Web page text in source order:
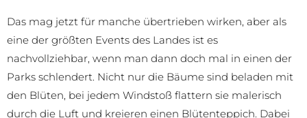
Das mag jetzt für manche übertrieben wirken, aber als
eine der größten Events des Landes ist es
nachvollziehbar, wenn man dann doch mal in einen der
Parks schlendert. Nicht nur die Bäume sind beladen mit
den Blüten, bei jedem Windstoß flattern sie malerisch
durch die Luft und kreieren einen Blütenteppich. Dabei